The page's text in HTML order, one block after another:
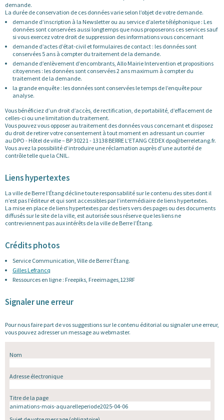
demande.
La durée de conservation de ces données varie selon l’objet de votre demande.
demande d’inscription à la Newsletter ou au service d’alerte téléphonique : Les
données sont conservées aussi longtemps que nous proposerons ces services sauf
si vous exercez votre droit de suppression des informations vous concernant
demande d’actes d’état-civil et formulaires de contact : les données sont
conservées 5 ans à compter du traitement de la demande.
demande d’enlèvement d’encombrants, Allo Mairie Intervention et propositions
citoyennes : les données sont conservées 2 ans maximum à compter du
traitement de la demande.
la grande enquête : les données sont conservées le temps de l’enquête pour
analyse.
Vous bénéficiez d’un droit d’accès, de rectification, de portabilité, d’effacement de
celles-ci ou une limitation du traitement.
Vous pouvez vous opposer au traitement des données vous concernant et disposez
du droit de retirer votre consentement à tout moment en adressant un courrier
au DPO - Hôtel de ville – BP 30221 - 13138 BERRE L’ETANG CEDEX dpo@berreletang.fr.
Vous avez la possibilité d’introduire une réclamation auprès d’une autorité de
contrôle telle que la CNIL.
Liens hypertextes
La ville de Berre l’Étang décline toute responsabilité sur le contenu des sites dont il
n’est pas l’éditeur et qui sont accessibles par l’intermédiaire de liens hypertextes.
La mise en place de liens hypertextes par des tiers vers des pages ou des documents
diffusés sur le site de la ville, est autorisée sous réserve que les liens ne
contreviennent pas aux intérêts de la ville de Berre l’Étang.
Crédits photos
Service Communication, Ville de Berre l’Étang.
Gilles Lefrancq
Ressources en ligne : Freepiks, Freeimages,123RF
Signaler une erreur
Pour nous faire part de vos suggestions sur le contenu éditorial ou signaler une erreur,
vous pouvez adresser un message au webmaster.
Nom
Adresse électronique
Titre de la page